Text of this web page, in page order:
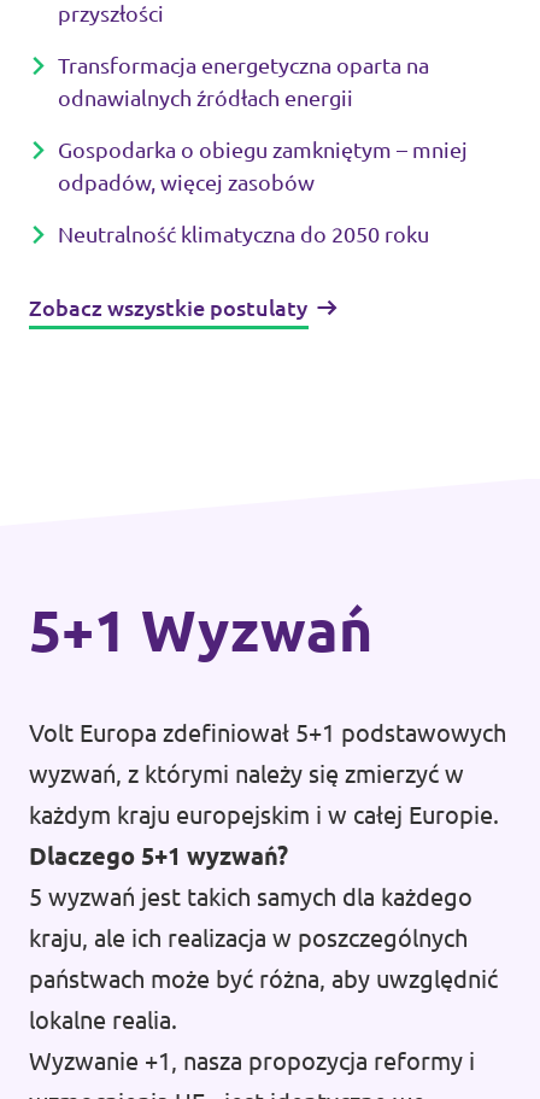
przyszłości
Transformacja energetyczna oparta na
odnawialnych źródłach energii
Gospodarka o obiegu zamkniętym – mniej
odpadów, więcej zasobów
Neutralność klimatyczna do 2050 roku
Zobacz wszystkie postulaty
5+1 Wyzwań
Volt Europa zdefiniował 5+1 podstawowych
wyzwań, z którymi należy się zmierzyć w
każdym kraju europejskim i w całej Europie.
Dlaczego 5+1 wyzwań?
5 wyzwań jest takich samych dla każdego
kraju, ale ich realizacja w poszczególnych
państwach może być różna, aby uwzględnić
lokalne realia.
Wyzwanie +1, nasza propozycja reformy i